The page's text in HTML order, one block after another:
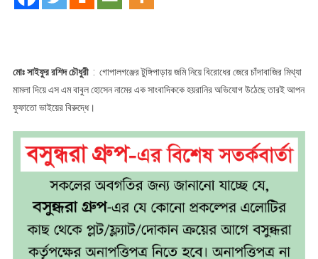
দিয়ে
সাংবাদিককে
মোঃ সাইফুর রশিদ চৌধুরী: গোপালগঞ্জের টুঙ্গিপাড়ায় জমি নিয়ে বিরোধের জেরে চাঁদাবাজির মিথ্যা
মামলা দিয়ে এস এম বাবুল হোসেন নামের এক সাংবাদিককে হয়রানির অভিযোগ উঠেছে তারই আপন
ফুফাতো ভাইয়ের বিরুদ্ধে।